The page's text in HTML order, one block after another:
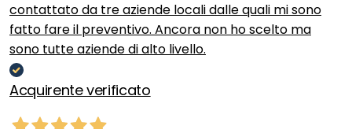
contattato da tre aziende locali dalle quali mi sono
fatto fare il preventivo. Ancora non ho scelto ma
sono tutte aziende di alto livello.
Acquirente verificato